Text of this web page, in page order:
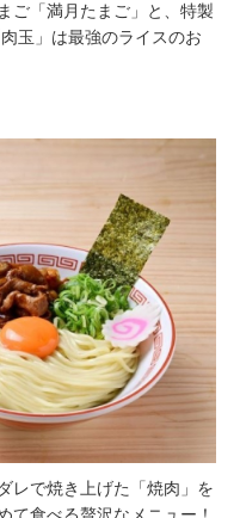
ご「満⽉たまご」と、特製
⽟」は最強のライスのお
レで焼き上げた「焼⾁」を